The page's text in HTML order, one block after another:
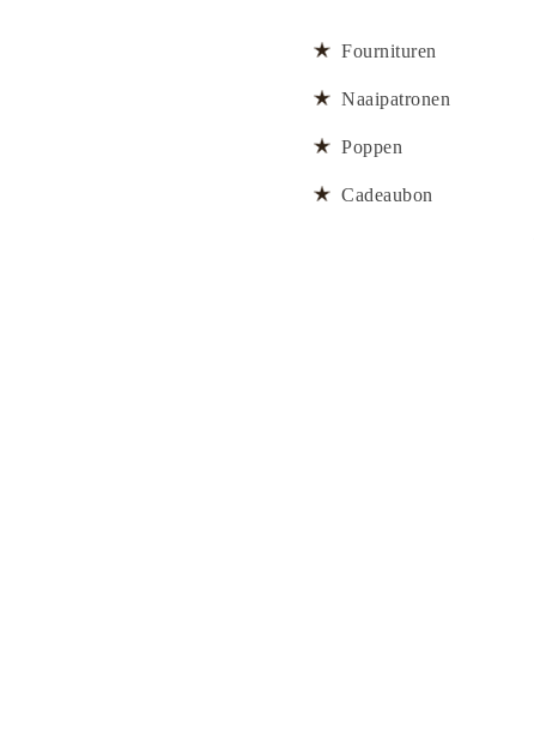
Fournituren
Naaipatronen
Poppen
Cadeaubon